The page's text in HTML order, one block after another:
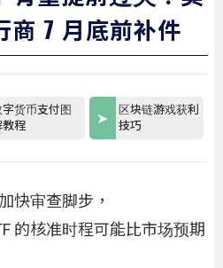
商 7 月底前补件
字货币支付图
教程
区块链游戏获利
技巧
快审查脚步，
的核准时程可能比市场预期